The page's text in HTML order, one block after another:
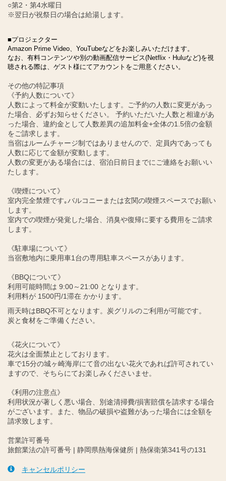
○第2・第4水曜日
※翌日が祝祭日の場合は給湯します。
■プロジェクター
Amazon Prime Video、YouTubeなどをお楽しみいただけます。
なお、有料コンテンツや別の動画配信サービス(Netflix・Huluなど)を視
聴される際は、ゲスト様にてアカウントをご用意ください。
その他の特記事項
《予約人数について》
人数によって料金が変動いたします。ご予約の人数に変更があっ
た場合、必ずお知らせください。 予約いただいた人数と相違があ
った場合、違約金として人数差異の追加料金+全体の1.5倍の金額
をご請求します。
当宿はルームチャージ制ではありませんので、定員内であっても
人数に応じて金額が変動します。
人数の変更がある場合には、宿泊日前日までにご連絡をお願いい
たします。
《喫煙について》
室内完全禁煙です｡バルコニーまたは玄関の喫煙スペースでお願い
します。
室内での喫煙が発覚した場合、消臭や復帰に要する費用をご請求
します。
《駐車場について》
当宿敷地内に乗用車1台の専用駐車スペースがあります。
《BBQについて》
利用可能時間は 9:00～21:00 となります。
利用料が 1500円/1滞在 かかります。
雨天時はBBQ不可となります。炭グリルのご利用が可能です。
炭と食材をご準備ください。
《花火について》
花火は全面禁止としております。
車で15分の城ヶ崎海岸にて音の出ない花火であれば許可されてい
ますので、そちらにてお楽しみくださいませ。
《利用の注意点》
利用状況が著しく悪い場合、別途清掃費/損害賠償を請求する場合
がございます。また、物品の破損や盗難があった場合には全額を
請求致します。
営業許可番号
旅館業法の許可番号 | 静岡県熱海保健所 | 熱保衛第341号の131
キャンセルポリシー